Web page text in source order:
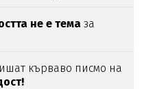
не е темаза
кърваво писмо на